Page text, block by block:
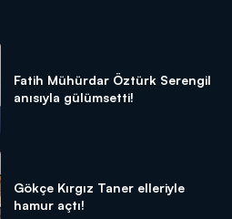
Fatih Mühürdar Öztürk Serengil
anısıyla gülümsetti!
Gökçe Kırgız Taner elleriyle
hamur açtı!